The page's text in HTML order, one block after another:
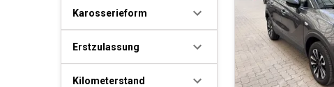
Karosserieform
Erstzulassung
Kilometerstand